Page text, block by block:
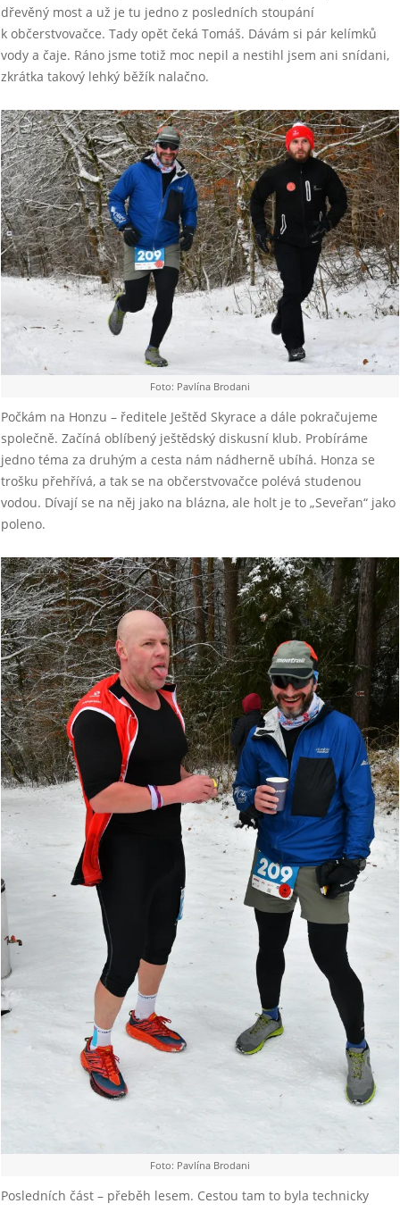
dřevěný most a už je tu jedno z posledních stoupání
k občerstvovačce. Tady opět čeká Tomáš. Dávám si pár kelímků
vody a čaje. Ráno jsme totiž moc nepil a nestihl jsem ani snídani,
zkrátka takový lehký běžík nalačno.
Foto: Pavlína Brodani
Počkám na Honzu – ředitele Ještěd Skyrace a dále pokračujeme
společně. Začíná oblíbený ještědský diskusní klub. Probíráme
jedno téma za druhým a cesta nám nádherně ubíhá. Honza se
trošku přehřívá, a tak se na občerstvovačce polévá studenou
vodou. Dívají se na něj jako na blázna, ale holt je to „Seveřan“ jako
poleno.
Foto: Pavlína Brodani
Posledních část – přeběh lesem. Cestou tam to byla technicky